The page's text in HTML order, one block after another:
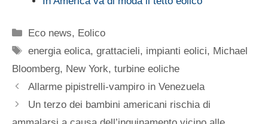
Categorie
Eco news, Eolico
Tag
energia eolica,grattacieli, impianti eolici, Michael
Bloomberg, New York, turbine eoliche
Allarme pipistrelli-vampiro in Venezuela
Un terzo dei bambini americani rischia di